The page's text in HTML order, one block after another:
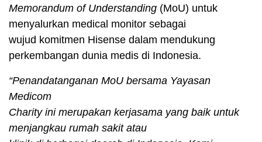
Memorandum of Understanding (MoU) untuk
menyalurkan medical monitor sebagai
wujud komitmen Hisense dalam mendukung
perkembangan dunia medis di Indonesia.
“Penandatanganan MoU bersama Yayasan
Medicom
Charity ini merupakan kerjasama yang baik untuk
menjangkau rumah sakit atau